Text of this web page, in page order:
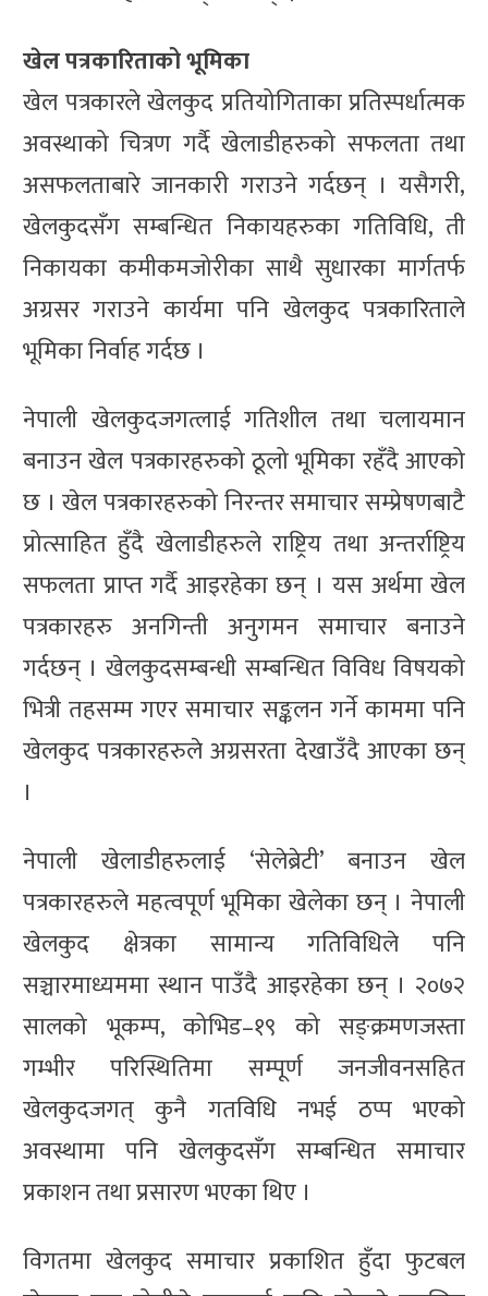
खेल पत्रकारिताको भूमिका
खेल पत्रकारले खेलकुद प्रतियोगिताका प्रतिस्पर्धात्मक
अवस्थाको चित्रण गर्दै खेलाडीहरुको सफलता तथा
असफलताबारे जानकारी गराउने गर्दछन् । यसैगरी,
खेलकुदसँग सम्बन्धित निकायहरुका गतिविधि, ती
निकायका कमीकमजोरीका साथै सुधारका मार्गतर्फ
अग्रसर गराउने कार्यमा पनि खेलकुद पत्रकारिताले
भूमिका निर्वाह गर्दछ ।
नेपाली खेलकुदजगत्लाई गतिशील तथा चलायमान
बनाउन खेल पत्रकारहरुको ठूलो भूमिका रहँदै आएको
छ । खेल पत्रकारहरुको निरन्तर समाचार सम्प्रेषणबाटै
प्रोत्साहित हुँदै खेलाडीहरुले राष्ट्रिय तथा अन्तर्राष्ट्रिय
सफलता प्राप्त गर्दै आइरहेका छन् । यस अर्थमा खेल
पत्रकारहरु अनगिन्ती अनुगमन समाचार बनाउने
गर्दछन् । खेलकुदसम्बन्धी सम्बन्धित विविध विषयको
भित्री तहसम्म गएर समाचार सङ्कलन गर्ने काममा पनि
खेलकुद पत्रकारहरुले अग्रसरता देखाउँदै आएका छन्
।
नेपाली खेलाडीहरुलाई ‘सेलेब्रेटी’ बनाउन खेल
पत्रकारहरुले महत्वपूर्ण भूमिका खेलेका छन् । नेपाली
खेलकुद क्षेत्रका सामान्य गतिविधिले पनि
सञ्चारमाध्यममा स्थान पाउँदै आइरहेका छन् । २०७२
सालको भूकम्प, कोभिड–१९ को सङ्क्रमणजस्ता
गम्भीर परिस्थितिमा सम्पूर्ण जनजीवनसहित
खेलकुदजगत् कुनै गतविधि नभई ठप्प भएको
अवस्थामा पनि खेलकुदसँग सम्बन्धित समाचार
प्रकाशन तथा प्रसारण भएका थिए ।
विगतमा खेलकुद समाचार प्रकाशित हुँदा फुटबल